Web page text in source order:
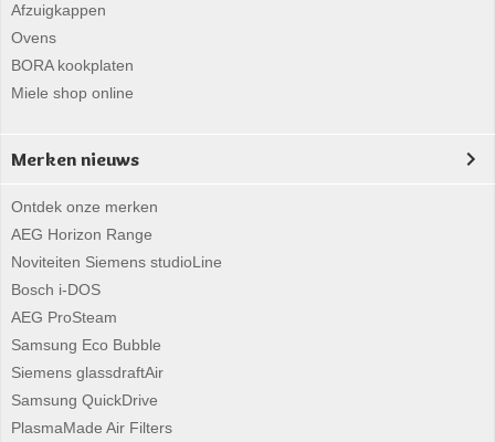
Afzuigkappen
Ovens
BORA kookplaten
Miele shop online
Merken nieuws
Ontdek onze merken
AEG Horizon Range
Noviteiten Siemens studioLine
Bosch i-DOS
AEG ProSteam
Samsung Eco Bubble
Siemens glassdraftAir
Samsung QuickDrive
PlasmaMade Air Filters